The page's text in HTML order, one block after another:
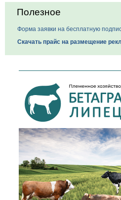
Полезное
Форма заявки на бесплатную
Скачать прайс на размещение